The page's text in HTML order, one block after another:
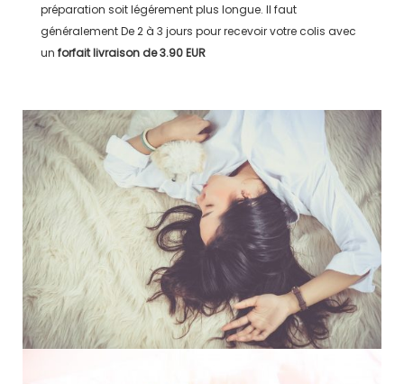
préparation soit légérement plus longue. Il faut
généralementDe 2 à 3 jours pour recevoir votre colis avec
un forfait livraison de3.90 EUR